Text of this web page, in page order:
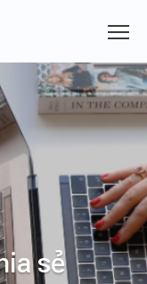
sẻ